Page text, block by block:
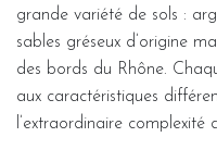
grande variété de sols :
sables gréseux d’origine
des bords du Rhône.
aux caractéristiques
l’extraordinaire